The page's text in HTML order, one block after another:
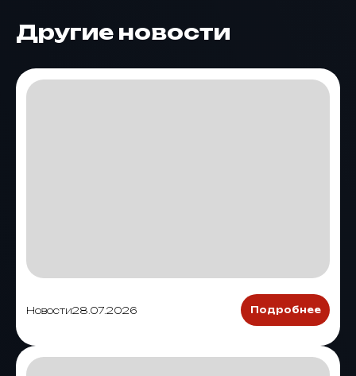
Другие новости
Новости28.07.2026 Подробнее